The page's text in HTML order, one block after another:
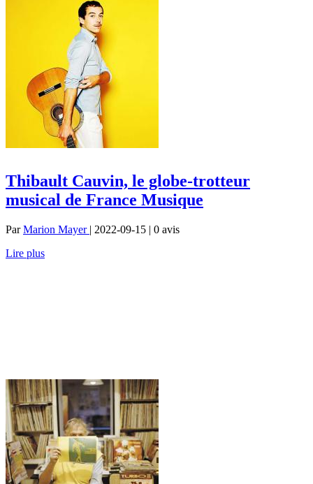
Thibault Cauvin, le globe-trotteur
musical de France Musique
ParMarion Mayer | 2022-09-15 | 0 avis
Lire plus